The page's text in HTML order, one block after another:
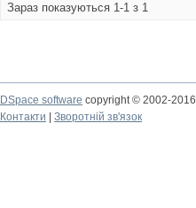
Зараз показуються 1-1 з 1
DSpace software copyright © 2002-2016
Контакти
Зворотній зв'язок